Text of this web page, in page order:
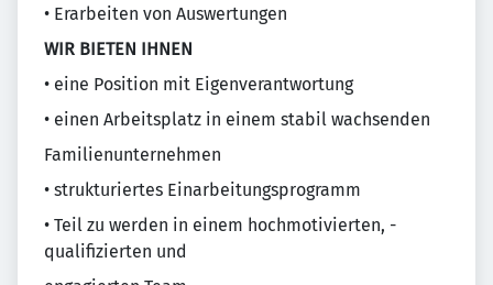
• Erarbeiten von Auswertungen
WIR BIETEN IHNEN
• eine Position mit Eigenverantwortung
• einen Arbeitsplatz in einem stabil wachsenden
Familienunternehmen
• strukturiertes Einarbeitungsprogramm
• Teil zu werden in einem hochmotivierten, -
qualifizierten und